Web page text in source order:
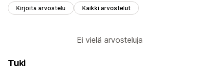
Kirjoita arvostelu Kaikki arvostelut
Ei vielä arvosteluja
Tuki